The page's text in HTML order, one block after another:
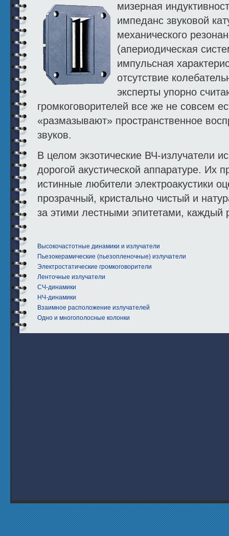
мизерная
импеданс звуковой
механического
(апериодическая
импульсная
отсутствие
эксперты упорно
громкоговорителей все же не совсем
«размазывают» пространствен­ное
звуков.
В целом экзотические ВЧ-излучатели
дорогой акустической аппаратуре. Их
истинные любители электро­акустики
прозрачный, кристаль­но чистый и
за этими лестными эпитетами, каждый
Высокочастот­ные динамики и излучатели
Пьезокерамические (пьезопленочные) излучатели
Электростатические громкоговорители
Ленточные излучатели
СЧ-динамики
НЧ-динамики
Взаимное расположение излучателей
Одно и многополосные колонки